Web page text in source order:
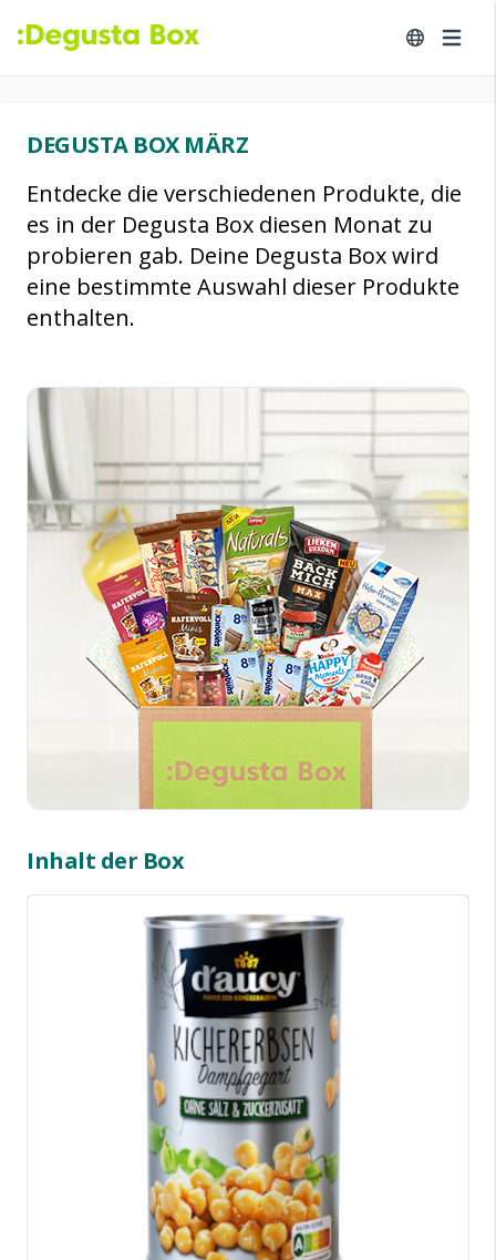
DEGUSTA BOX MÄRZ
Entdecke die verschiedenen Produkte, die
es in der Degusta Box diesen Monat zu
probieren gab. Deine Degusta Box wird
eine bestimmte Auswahl dieser Produkte
enthalten.
Inhalt der Box